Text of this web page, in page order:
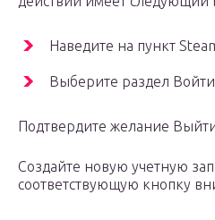
Наведите на пункт
Выберите раздел Войти
Подтвердите желание
Создайте новую учетную
соответствующую кнопку